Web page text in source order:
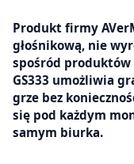
Produkt firmy
głośnikową, nie
spośród produktów
GS333 umożliwia
grze bez
się pod każdym
samym biurka.